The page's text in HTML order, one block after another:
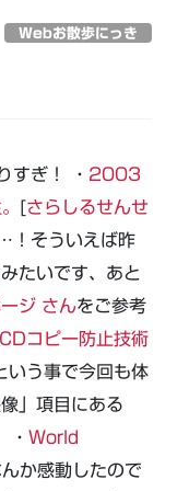
Webお散歩にっき
ぎ！ ・ 2003
[さらしるせんせ
！そういえば昨
たいです、あと
ジ さんをご参考
CDコピー防止技術
いう事で今回も体
」項目にある
・ World
か感動したので